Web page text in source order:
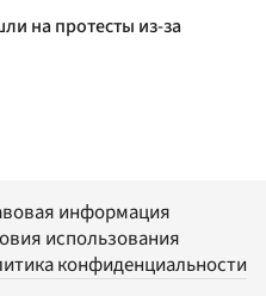
на протесты из-за
информация
использования
конфиденциальности